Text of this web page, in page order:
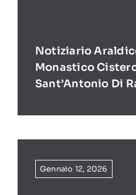
Notiziario
Monastico
Sant’Antonio Di
Gennaio 12, 2026